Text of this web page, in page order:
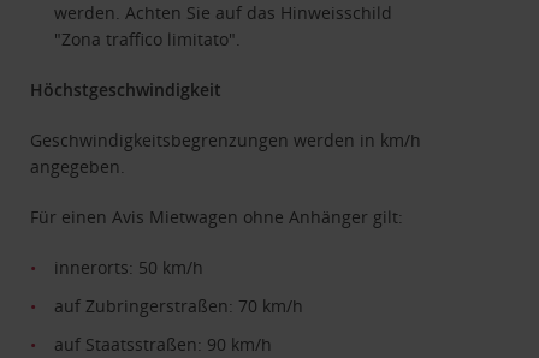
werden. Achten Sie auf das Hinweisschild
"Zona traffico limitato".
Höchstgeschwindigkeit
Geschwindigkeitsbegrenzungen werden in km/h
angegeben.
Für einen Avis Mietwagen ohne Anhänger gilt:
innerorts: 50 km/h
auf Zubringerstraßen: 70 km/h
auf Staatsstraßen: 90 km/h